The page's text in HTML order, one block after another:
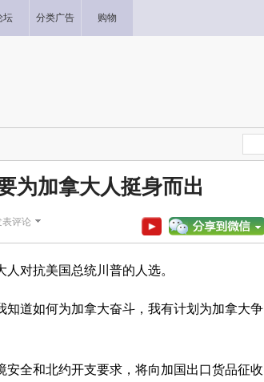
坛 分类广告 购物
为加拿大人挺身而出
评论
对抗美国总统川普的人选。
道如何为加拿大奋斗，我有计划为加拿大争
全和北约开支要求，将向加国出口货品征收